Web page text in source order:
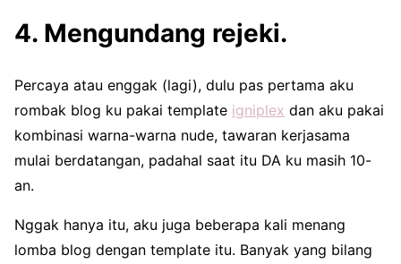
4. Mengundang rejeki.
Percaya atau enggak (lagi), dulu pas pertama aku
rombak blog ku pakai template igniplex dan aku pakai
kombinasi warna-warna nude, tawaran kerjasama
mulai berdatangan, padahal saat itu DA ku masih 10-
an.
Nggak hanya itu, aku juga beberapa kali menang
lomba blog dengan template itu. Banyak yang bilang